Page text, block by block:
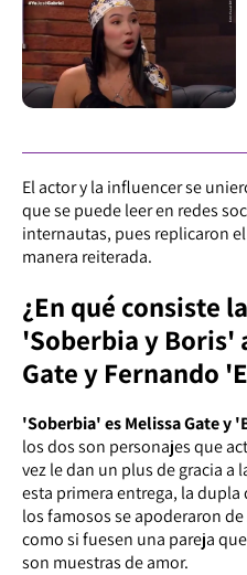
El actor y la influencerse
que se puede leer en redes
internautas, pues replicaron
manera reiterada.
¿En qué consiste
'Soberbia y Boris'
Gate y Fernando
'Soberbia' es Melissa Gate y
los dos son personajes que
vez le dan un plus de gracia a
esta primera entrega, la
los famosos se apoderaron
como si fuesen una pareja
son muestras de amor.